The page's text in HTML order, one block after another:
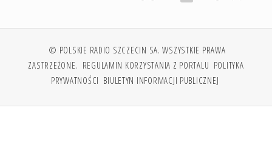
© POLSKIE RADIO SZCZECIN SA. WSZYSTKIE PRAWA
ZASTRZEŻONE. REGULAMIN KORZYSTANIA Z PORTALU POLITYKA
PRYWATNOŚCI BIULETYN INFORMACJI PUBLICZNEJ